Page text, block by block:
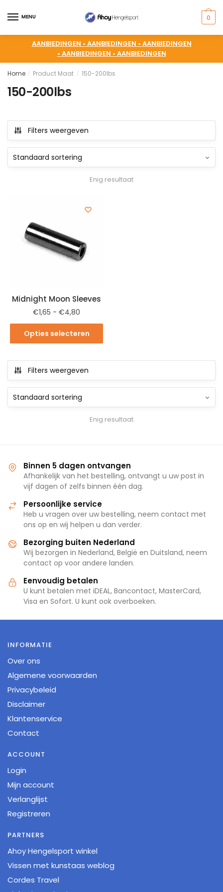
MENU 0
AANBIEDINGEN • AANBIEDINGEN • AANBIEDINGEN
• AANBIEDINGEN • AANBIEDINGEN
Home / Product Maat / 150-200lbs
150-200lbs
Filters weergeven
Enig resultaat
Midnight Moon Sleeves
€1,65 - €4,80
Opties selecteren
Filters weergeven
Enig resultaat
Binnen 5 dagen ontvangen
Afhankelijk van het bestelling, ontvangt u uw post in
vijf dagen of zelfs binnen één dag.
Persoonlijke service
Heb u vragen over uw bestelling, neem contact met
ons op en wij helpen u dan verder.
Bezorging buiten Nederland
Wij bezorgen in Nederland, België en Duitsland, neem
contact op voor andere landen.
Eenvoudig betalen
U kunt betalen met iDEAL, Bancontact, MasterCard,
Visa en Sofort. U kunt ook overboeken.
INFORMATIE
Over ons
Algemene voorwaarden
Privacybeleid
Disclaimer
Klantenservice
Contact
ACCOUNT
Login
Mijn account
Verlanglijst
Registreren
PARTNERS
Ahoy Hengelsport winkel
Vissen met kunstaas weblog
Cordes Travel